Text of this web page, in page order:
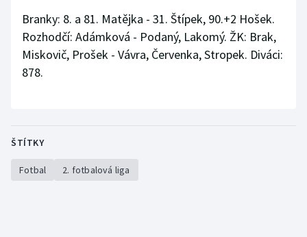
Branky: 8. a 81. Matějka - 31. Štípek, 90.+2 Hošek.
Rozhodčí: Adámková - Podaný, Lakomý. ŽK: Brak,
Miskovič, Prošek - Vávra, Červenka, Stropek. Diváci:
878.
ŠTÍTKY
Fotbal 2. fotbalová liga